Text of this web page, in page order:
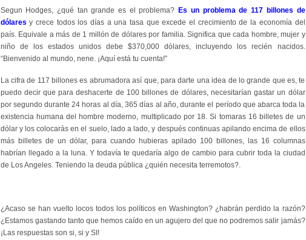
Segun Hodges, ¿qué tan grande es el problema? Es un problema de 117 billones de
dólares y crece todos los días a una tasa que excede el crecimiento de la economía del
país. Equivale a más de 1 millón de dólares por familia. Significa que cada hombre, mujer y
niño de los estados unidos debe $370,000 dólares, incluyendo los recién nacidos.
“Bienvenido al mundo, nene. ¡Aquí está tu cuenta!”
La cifra de 117 billones es abrumadora así que, para darte una idea de lo grande que es, te
puedo decir que para deshacerte de 100 billones de dólares, necesitarían gastar un dólar
por segundo durante 24 horas al día, 365 días al año, durante el período que abarca toda la
existencia humana del hombre moderno, multiplicado por 18. Si tomaras 16 billetes de un
dólar y los colocarás en el suelo, lado a lado, y después continuas apilando encima de ellos
más billetes de un dólar, para cuando hubieras apilado 100 billones, las 16 columnas
habrían llegado a la luna. Y todavía te quedaría algo de cambio para cubrir toda la ciudad
de Los Angeles. Teniendo la deuda pública ¿quién necesita terremotos?.
¿Acaso se han vuelto locos todos los políticos en Washington? ¿habrán perdido la razón?
¿Estamos gastando tanto que hemos caído en un agujero del que no podremos salir jamás?
¡Las respuestas son si, si y SI!